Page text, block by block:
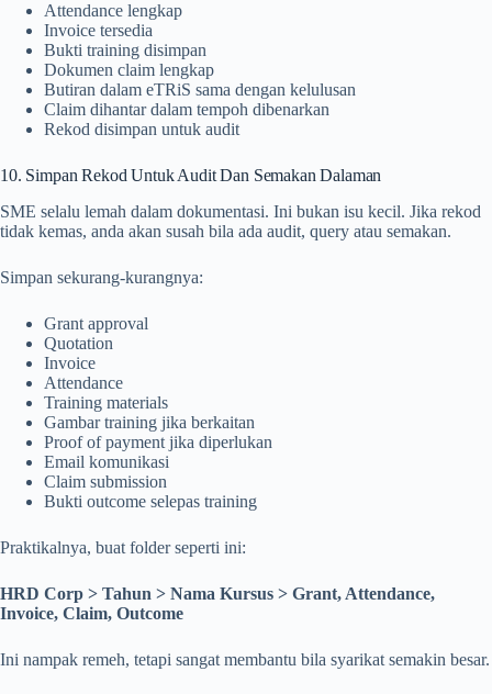
Attendance lengkap
Invoice tersedia
Bukti training disimpan
Dokumen claim lengkap
Butiran dalam eTRiS sama dengan kelulusan
Claim dihantar dalam tempoh dibenarkan
Rekod disimpan untuk audit
10. Simpan Rekod Untuk Audit Dan Semakan Dalaman
SME selalu lemah dalam dokumentasi. Ini bukan isu kecil. Jika rekod
tidak kemas, anda akan susah bila ada audit, query atau semakan.
Simpan sekurang-kurangnya:
Grant approval
Quotation
Invoice
Attendance
Training materials
Gambar training jika berkaitan
Proof of payment jika diperlukan
Email komunikasi
Claim submission
Bukti outcome selepas training
Praktikalnya, buat folder seperti ini:
HRD Corp > Tahun > Nama Kursus > Grant, Attendance,
Invoice, Claim, Outcome
Ini nampak remeh, tetapi sangat membantu bila syarikat semakin besar.